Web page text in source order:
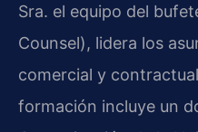
Sra. el equipo del
Counsel), lidera los
comercial y
formación incluye un